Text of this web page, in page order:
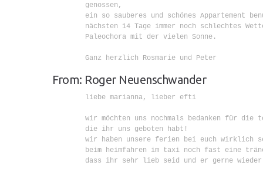
        genossen,
ein so sauberes und schönes Appartement
nächsten 14 Tage immer noch schlechtes
        Paleochora mit der vielen Sonne.
        Ganz herzlich Rosmarie und Peter
From: Roger Neuenschwander
        liebe marianna, lieber efti
wir möchten uns nochmals bedanken für die
        die ihr uns geboten habt!
wir haben unsere ferien bei euch wirklich
beim heimfahren im taxi noch fast eine
dass ihr sehr lieb seid und er gerne